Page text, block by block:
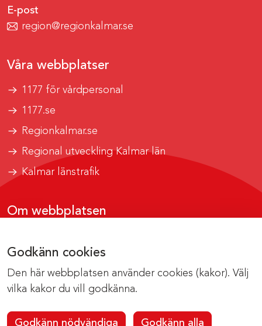
Godkänn cookies
Den här webbplatsen använder cookies (kakor). Välj
vilka kakor du vill godkänna.
Godkänn nödvändiga Godkänn alla
E-post
region@regionkalmar.se
Våra webbplatser
1177 för vårdpersonal
1177.se
Regionkalmar.se
Regional utveckling Kalmar län
Kalmar länstrafik
Om webbplatsen
Om cookies
Kontakta webbredaktionen